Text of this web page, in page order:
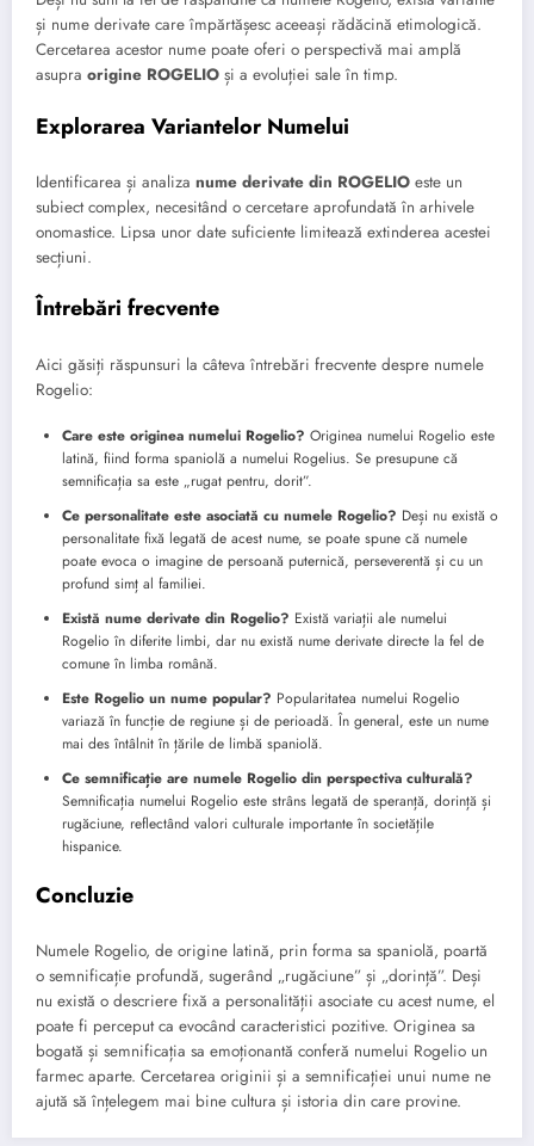
și nume derivate care împărtășesc aceeași rădăcină etimologică.
Cercetarea acestor nume poate oferi o perspectivă mai amplă
asupra origine ROGELIO și a evoluției sale în timp.
Explorarea Variantelor Numelui
Identificarea și analiza nume derivate din ROGELIO este un
subiect complex, necesitând o cercetare aprofundată în arhivele
onomastice. Lipsa unor date suficiente limitează extinderea acestei
secțiuni.
Întrebări frecvente
Aici găsiți răspunsuri la câteva întrebări frecvente despre numele
Rogelio:
Care este originea numelui Rogelio? Originea numelui Rogelio este
latină, fiind forma spaniolă a numelui Rogelius. Se presupune că
semnificația sa este „rugat pentru, dorit”.
Ce personalitate este asociată cu numele Rogelio? Deși nu există o
personalitate fixă legată de acest nume, se poate spune că numele
poate evoca o imagine de persoană puternică, perseverentă și cu un
profund simț al familiei.
Există nume derivate din Rogelio? Există variații ale numelui
Rogelio în diferite limbi, dar nu există nume derivate directe la fel de
comune în limba română.
Este Rogelio un nume popular? Popularitatea numelui Rogelio
variază în funcție de regiune și de perioadă. În general, este un nume
mai des întâlnit în țările de limbă spaniolă.
Ce semnificație are numele Rogelio din perspectiva culturală?
Semnificația numelui Rogelio este strâns legată de speranță, dorință și
rugăciune, reflectând valori culturale importante în societățile
hispanice.
Concluzie
Numele Rogelio, de origine latină, prin forma sa spaniolă, poartă
o semnificație profundă, sugerând „rugăciune” și „dorință”. Deși
nu există o descriere fixă a personalității asociate cu acest nume, el
poate fi perceput ca evocând caracteristici pozitive. Originea sa
bogată și semnificația sa emoționantă conferă numelui Rogelio un
farmec aparte. Cercetarea originii și a semnificației unui nume ne
ajută să înțelegem mai bine cultura și istoria din care provine.